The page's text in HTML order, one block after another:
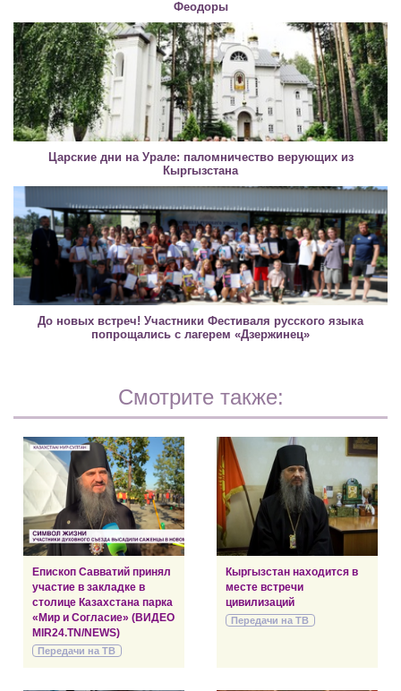
Феодоры
Царские дни на Урале: паломничество верующих из
Кыргызстана
До новых встреч! Участники Фестиваля русского языка
попрощались с лагерем «Дзержинец»
Смотрите также:
Епископ Савватий принял
участие в закладке в
столице Казахстана парка
«Мир и Согласие» (ВИДЕО
MIR24.TN/NEWS)
Передачи на ТВ
Кыргызстан находится в
месте встречи
цивилизаций
Передачи на ТВ